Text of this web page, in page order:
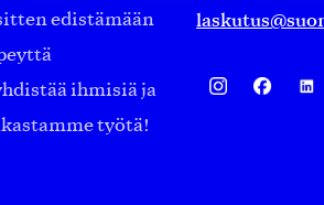
edistämään
ihmisiä ja
työtä!